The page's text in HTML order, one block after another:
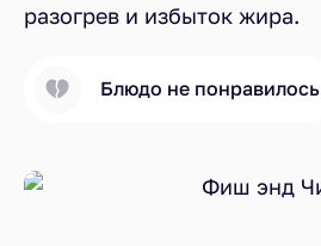
разогрев и избыток жира.
Блюдо не понравилось